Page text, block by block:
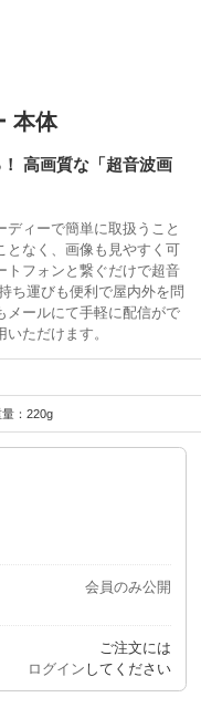
本体
高画質な「超音波画
ディーで簡単に取扱うこと
となく、画像も見やすく可
トフォンと繋ぐだけで超音
ち運びも便利で屋内外を問
メールにて手軽に配信がで
ただけます。
：220g
会員のみ公開
ご注文には
ログイン してください